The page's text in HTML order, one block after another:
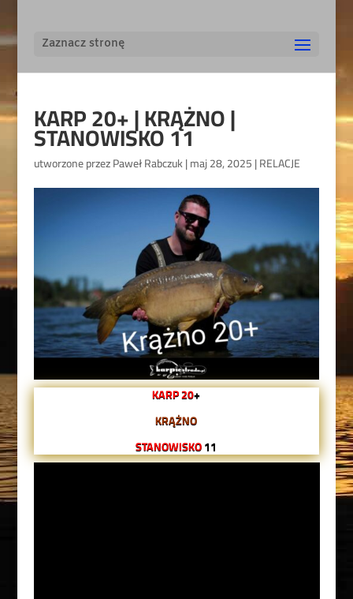
Zaznacz stronę
KARP 20+ | KRĄŻNO |
STANOWISKO 11
utworzone przezPaweł Rabczuk|maj 28, 2025|RELACJE
KARP 20+
KRĄŻNO
STANOWISKO11